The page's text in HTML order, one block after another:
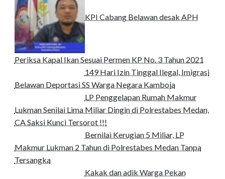
KPI Cabang Belawan desak APH
Periksa Kapal Ikan Sesuai Permen KP No. 3 Tahun 2021
149 Hari Izin Tinggal Ilegal, Imigrasi
Belawan Deportasi SS Warga Negara Kamboja
LP Penggelapan Rumah Makmur
Lukman Senilai Lima Miliar Dingin di Polrestabes Medan,
CA Saksi Kunci Tersorot !!!
Bernilai Kerugian 5 Miliar, LP
Makmur Lukman 2 Tahun di Polrestabes Medan Tanpa
Tersangka
Kakak dan adik Warga Pekan